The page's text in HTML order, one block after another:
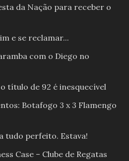
da Nação para receber o
e se reclamar...
com o Diego no
título de 92 é inesquecível
Botafogo 3 x 3 Flamengo
tudo perfeito. Estava!
Case – Clube de Regatas